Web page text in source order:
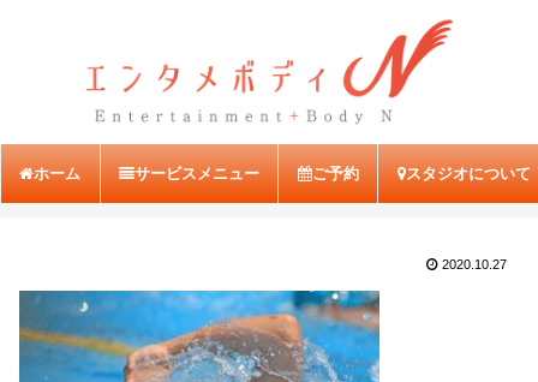
ホーム サービスメニュー ご予約 スタジオについて
2020.10.27